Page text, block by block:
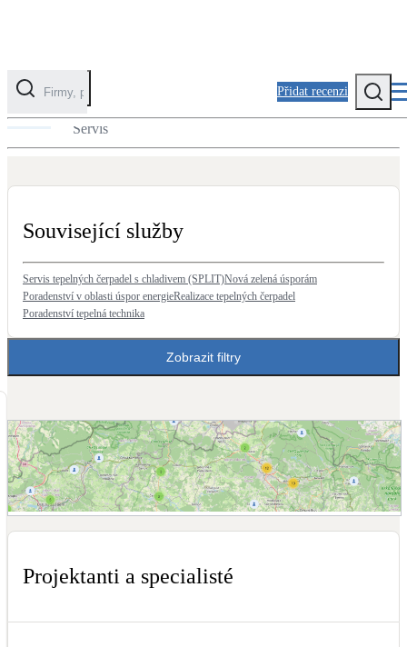
Přidat recenzi
Fotovoltaika
Tepelná čerpadla
Klimatizace pro vytápění
Obálka budovy
Solární termický systém
Na přípravu teplé vody i přitápění
Servis tepelných čerpadel
Servis
Související služby
Servis tepelných čerpadel s chladivem (SPLIT)Nová zelená úsporám
Poradenství v oblasti úspor energieRealizace tepelných čerpadel
Poradenství tepelná technika
Zobrazit filtry
Projektanti a specialisté